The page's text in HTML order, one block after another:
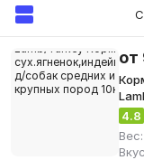
от
4.8
Вес: